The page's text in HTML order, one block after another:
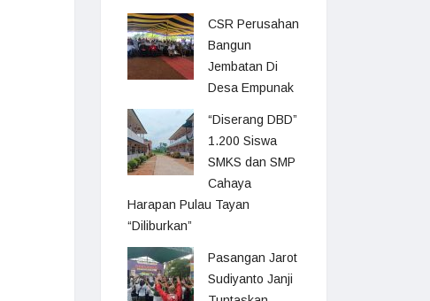
CSR Perusahan
Bangun
Jembatan Di
Desa Empunak
“Diserang DBD”
1.200 Siswa
SMKS dan SMP
Cahaya
Harapan Pulau Tayan
“Diliburkan”
Pasangan Jarot
Sudiyanto Janji